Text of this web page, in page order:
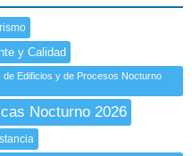
y Calidad
de Edificios y de Procesos Nocturno
Nocturno 2026